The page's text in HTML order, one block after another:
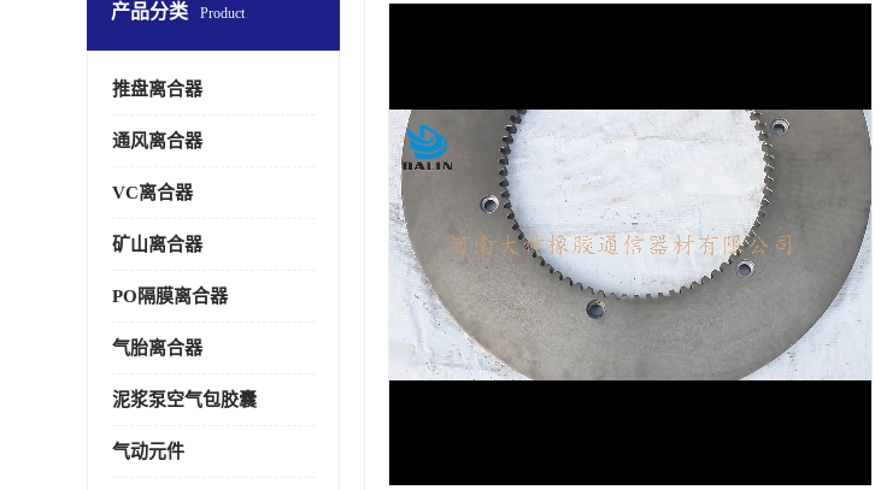
产品分类 Product
推盘离合器
通风离合器
VC离合器
矿山离合器
PO隔膜离合器
气胎离合器
泥浆泵空气包胶囊
气动元件